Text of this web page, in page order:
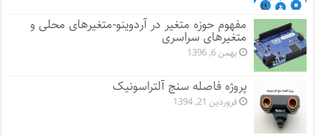
مفهوم حوزه متغیر در آردوینو-متغیرهای محلی و
متغیرهای سراسری
بهمن 6, 1396
پروژه فاصله سنج آلتراسونیک
فروردین 21, 1394